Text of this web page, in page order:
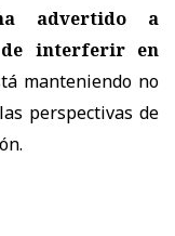
advertido a
de interferir en
manteniendo no
perspectivas de